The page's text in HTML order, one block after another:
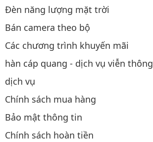
Đèn năng lượng mặt trời
Bán camera theo bộ
Các chương trình khuyến mãi
hàn cáp quang - dịch vụ viễn thông
dịch vụ
Chính sách mua hàng
Bảo mật thông tin
Chính sách hoàn tiền